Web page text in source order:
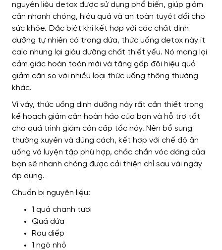
nguyên liệu detox được sử dụng phổ biến, giúp giảm
cân nhanh chóng, hiệu quả và an toàn tuyệt đối cho
sức khỏe. Đặc biệt khi kết hợp với các chất dinh
dưỡng tự nhiên có trong dứa, thức uống detox này ít
calo nhưng lại giàu dưỡng chất thiết yếu. Nó mang lại
cảm giác hoàn toàn mới và tăng gấp đôi hiệu quả
giảm cân so với nhiều loại thức uống thông thường
khác.
Vì vậy, thức uống dinh dưỡng này rất cần thiết trong
kế hoạch giảm cân hoàn hảo của bạn và hỗ trợ tốt
cho quá trình giảm cân cấp tốc này. Nên bổ sung
thường xuyên và đúng cách, kết hợp với chế độ ăn
uống và luyện tập phù hợp, chắc chắn vóc dáng của
bạn sẽ nhanh chóng được cải thiện chỉ sau vài ngày
áp dụng.
Chuẩn bị nguyên liệu:
1 quả chanh tươi
Quả dứa
Rau diếp
1 ngò nhỏ